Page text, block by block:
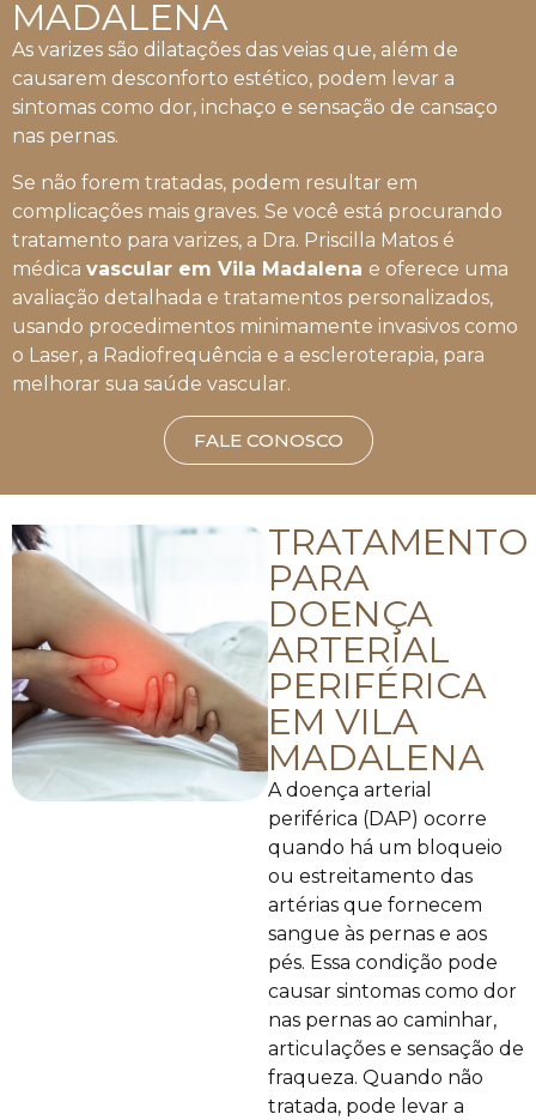
MADALENA
As varizes são dilatações das veias que, além de
causarem desconforto estético, podem levar a
sintomas como dor, inchaço e sensação de cansaço
nas pernas.
Se não forem tratadas, podem resultar em
complicações mais graves. Se você está procurando
tratamento para varizes, a Dra. Priscilla Matos é
médica vascular em Vila Madalena e oferece uma
avaliação detalhada e tratamentos personalizados,
usando procedimentos minimamente invasivos como
o Laser, a Radiofrequência e a escleroterapia, para
melhorar sua saúde vascular.
FALE CONOSCO
TRATAMENTO
PARA
DOENÇA
ARTERIAL
PERIFÉRICA
EM VILA
MADALENA
A doença arterial
periférica (DAP) ocorre
quando há um bloqueio
ou estreitamento das
artérias que fornecem
sangue às pernas e aos
pés. Essa condição pode
causar sintomas como dor
nas pernas ao caminhar,
articulações e sensação de
fraqueza. Quando não
tratada, pode levar a